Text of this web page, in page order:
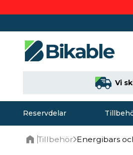
Vi
Reservdelar
Tillbehör Energibars